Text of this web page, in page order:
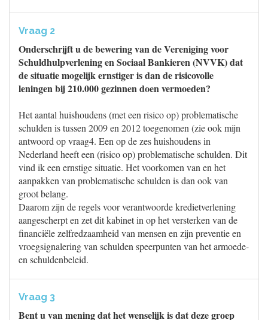
Vraag 2
Onderschrijft u de bewering van de Vereniging voor
Schuldhulpverlening en Sociaal Bankieren (NVVK) dat
de situatie mogelijk ernstiger is dan de risicovolle
leningen bij 210.000 gezinnen doen vermoeden?
Het aantal huishoudens (met een risico op) problematische
schulden is tussen 2009 en 2012 toegenomen (zie ook mijn
antwoord op vraag4. Een op de zes huishoudens in
Nederland heeft een (risico op) problematische schulden. Dit
vind ik een ernstige situatie. Het voorkomen van en het
aanpakken van problematische schulden is dan ook van
groot belang.
Daarom zijn de regels voor verantwoorde kredietverlening
aangescherpt en zet dit kabinet in op het versterken van de
financiële zelfredzaamheid van mensen en zijn preventie en
vroegsignalering van schulden speerpunten van het armoede-
en schuldenbeleid.
Vraag 3
Bent u van mening dat het wenselijk is dat deze groep